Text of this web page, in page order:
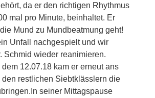
da er den richtigen Rhythmus
mal pro Minute, beinhaltet. Er
Mund zu Mundbeatmung geht!
Unfall nachgespielt und wir
Schmid wieder reanimieren.
12.07.18 kam er erneut ans
den restlichen Siebtklässlern die
seiner Mittagspause